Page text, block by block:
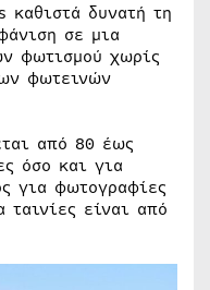
καθιστά δυνατή τη
σε μια
φωτισμού χωρίς
φωτεινών
από 80 έως
όσο και για
για φωτογραφίες
είναι από